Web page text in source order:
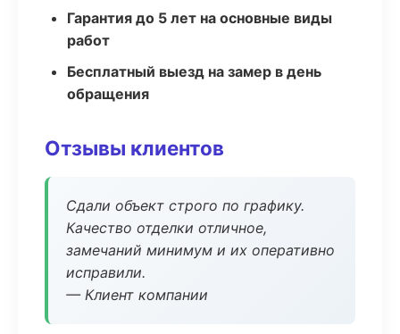
Гарантия до 5 лет на основные виды
работ
Бесплатный выезд на замер в день
обращения
Отзывы клиентов
Сдали объект строго по графику.
Качество отделки отличное,
замечаний минимум и их оперативно
исправили.
— Клиент компании